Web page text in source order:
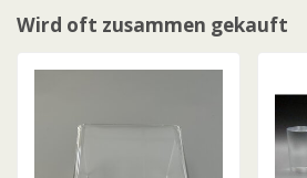
Wird oft zusammen gekauft